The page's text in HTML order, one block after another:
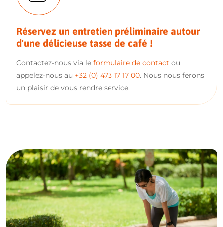
Réservez un entretien préliminaire autour
d'une délicieuse tasse de café !
Contactez-nous via le formulaire de contact ou
appelez-nous au +32 (0) 473 17 17 00. Nous nous ferons
un plaisir de vous rendre service.